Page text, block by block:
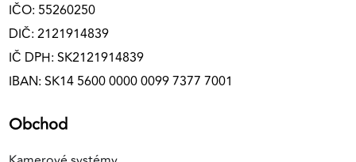
IČO: 55260250
DIČ: 2121914839
IČ DPH: SK2121914839
IBAN: SK14 5600 0000 0099 7377 7001
Obchod